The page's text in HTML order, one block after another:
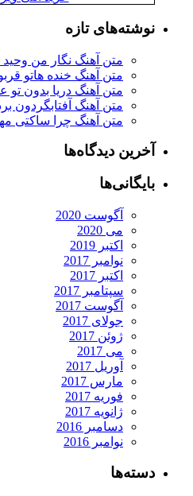
نوشته‌های تازه
متن آهنگ نگار من وحید
متن آهنگ خنده هاتو
متن آهنگ دریا بدون
متن آهنگ آفتابگردون
متن آهنگ چرا ساکتی
آخرین دیدگاه‌ها
بایگانی‌ها
آگوست 2020
می 2020
اکتبر 2019
نوامبر 2017
اکتبر 2017
سپتامبر 2017
آگوست 2017
جولای 2017
ژوئن 2017
می 2017
آوریل 2017
مارس 2017
فوریه 2017
ژانویه 2017
دسامبر 2016
نوامبر 2016
دسته‌ها